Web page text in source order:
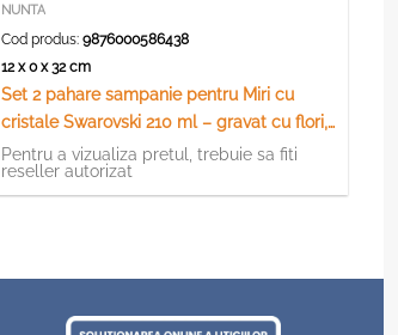
NUNTA
Cod produs:9876000586438
12 x 0 x 32 cm
Set 2 pahare sampanie pentru Miri cu
cristale Swarovski 210 ml – gravat cu flori,
Wedding
Pentru a vizualiza pretul, trebuie sa fiti
reseller autorizat